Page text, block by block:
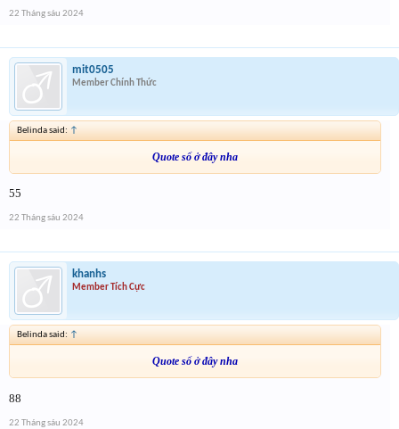
22 Tháng sáu 2024
mit0505
Member Chính Thức
Belinda said: ↑
Quote số ở đây nha
55
22 Tháng sáu 2024
khanhs
Member Tích Cực
Belinda said: ↑
Quote số ở đây nha
88
22 Tháng sáu 2024